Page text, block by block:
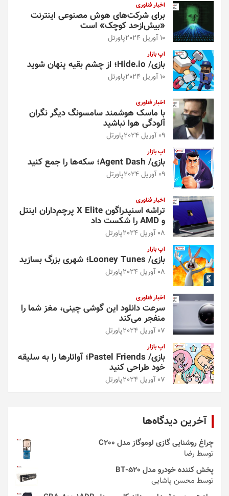
اخبار فناوری
برای شرکت‌های هوش مصنوعی اینترنت
«بیش‌از‌حد کوچک» است
10 آوریل 2024 پاورتل
اپ بازار
بازی/ Hide.io؛ از چشم بقیه پنهان شوید
10 آوریل 2024 پاورتل
اخبار فناوری
با ماسک هوشمند سامسونگ دیگر نگران
آلودگی هوا نباشید
09 آوریل 2024 پاورتل
اپ بازار
بازی/ Agent Dash؛ سکه‌ها را جمع کنید
09 آوریل 2024 پاورتل
اخبار فناوری
تراشه اسنپدراگون X Elite پرچم‌داران اینتل
و AMD را شکست داد
08 آوریل 2024 پاورتل
اپ بازار
بازی/ Looney Tunes؛ شهری بزرگ بسازید
08 آوریل 2024 پاورتل
اخبار فناوری
سرعت دانلود این گوشی چینی، مغز شما را
منفجر می‌کند
07 آوریل 2024 پاورتل
اپ بازار
بازی/ Pastel Friends؛ آواتارها را به سلیقه
خود طراحی کنید
07 آوریل 2024 پاورتل
آخرین دیدگاه‌ها
چراغ روشنایی گازی لوموگاز مدل C200
توسط رضا
پخش کننده خودرو مدل 520-BT
توسط محسن پاشایی